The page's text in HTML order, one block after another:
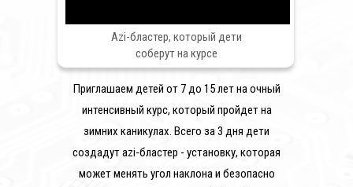
Приглашаем детей от 7 до 15 лет на очный
интенсивный курс, который пройдет на
зимних каникулах. Всего за 3 дня дети
создадут azi-бластер - установку, которая
может менять угол наклона и безопасно
Аzi-бластер, который дети
соберут на курсе